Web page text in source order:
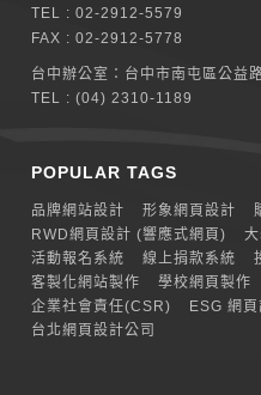
TEL :02-2912-5579
FAX : 02-2912-5778
台中辦公室： 台中市南屯區公益
TEL :(04) 2310-1189
POPULAR TAGS
品牌網站設計 形象網頁設計
RWD網頁設計 (響應式網頁)
活動報名系統
線上捐款系統
客製化網站製作
學校網頁製作
企業社會責任(CSR)
ESG 網
台北網頁設計公司